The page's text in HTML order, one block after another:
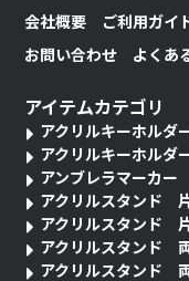
会社概要 ご利用ガイ
お問い合わせ
よくあ
アイテムカテゴリ
アクリルキーホルダ
アクリルキーホルダ
アンブレラマーカー
アクリルスタンド
アクリルスタンド
アクリルスタンド
アクリルスタンド